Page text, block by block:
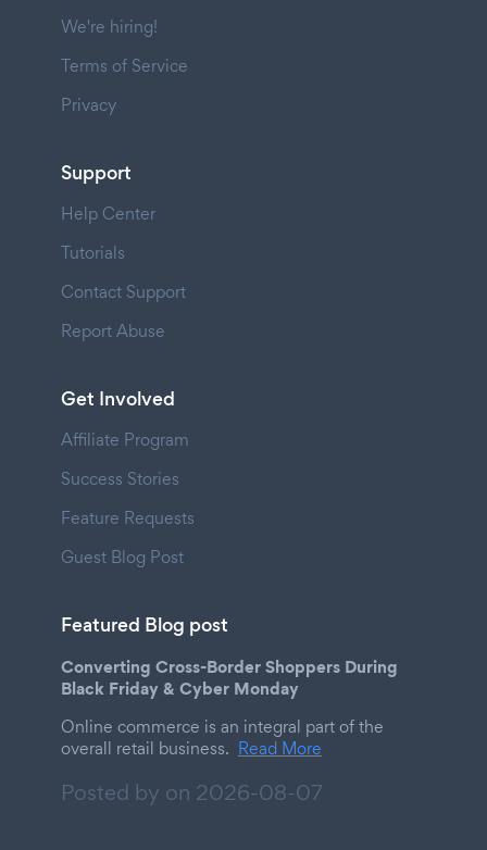
We're hiring!
Terms of Service
Privacy
Support
Help Center
Tutorials
Contact Support
Report Abuse
Get Involved
Affiliate Program
Success Stories
Feature Requests
Guest Blog Post
Featured Blog post
Converting Cross-Border Shoppers During
Black Friday & Cyber Monday
Online commerce is an integral part of the
overall retail business. Read More
Posted by on 2026-08-07